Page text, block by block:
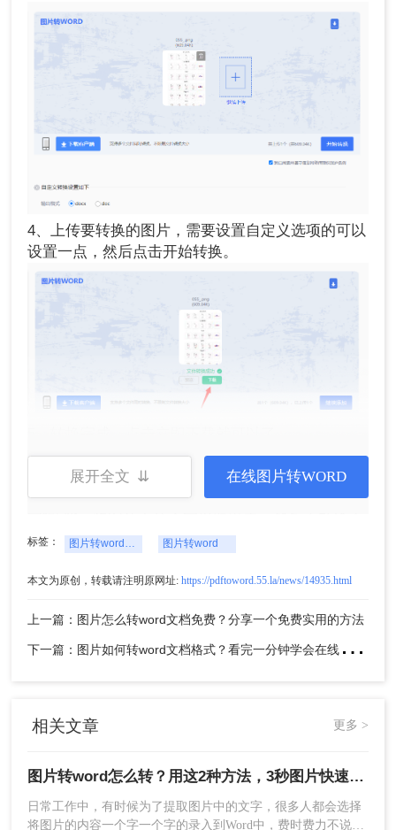
4、上传要转换的图片，需要设置自定义选项的可以
设置一点，然后点击开始转换。
方法二、使用Microsoft Word自带功能
另外，如果您的图片非常简单，例如只有几个单
词，可以尝试使用Microsoft Office中的“图片转文
到Word文档中。具体步骤如下：
2. 从“插入”菜单中选择“图片”。
4. 选中插入的图片，然后从“图片工具”菜单中选
择“图片转文字”。
7. 最后保存文件。
大家有所帮助，看完还请顺手点个【赞】，我们下
展开全文 ⇊ 在线图片转WORD
标签： 图片转word怎么转 图片转word
本文为原创，转载请注明原网址: https://pdftoword.55.la/news/14935.html
上一篇：图片怎么转word文档免费？分享一个免费实用的方法
下
一篇：图片如何转word文档格式？看完一分钟学会在线操作方法
相关文章 更多 >
图片转word怎么转？用这2种方法，3秒图片快速转文字
日常工作中，有时候为了提取图片中的文字，很多人都会选择
将图片的内容一个字一个字的录入到Word中，费时费力不说，